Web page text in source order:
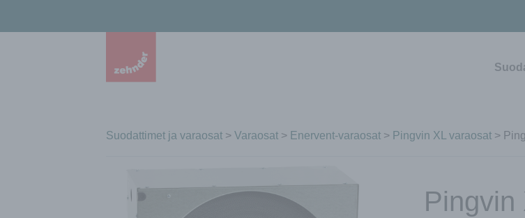
Suodattimet ja varaosat > Varaosat > Enervent-varaosat > Pingvin XL varaosat >
Pingvin